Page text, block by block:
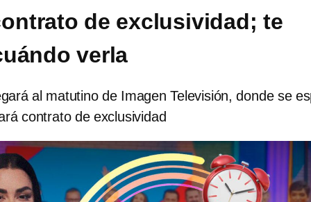
de exclusividad; te
verla
al matutino de Imagen Televisión, donde se
contrato de exclusividad